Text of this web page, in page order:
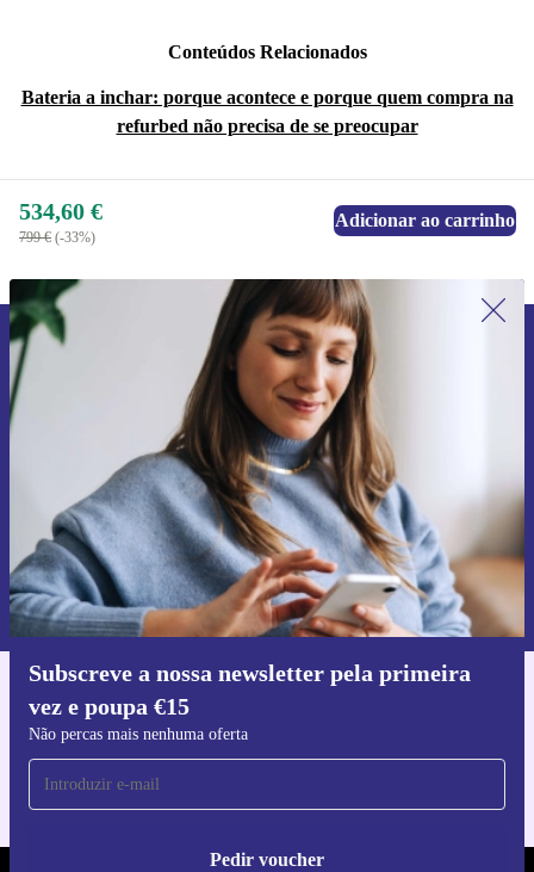
Conteúdos Relacionados
Bateria a inchar: porque acontece e porque quem compra na
refurbed não precisa de se preocupar
534,60 €
799 € (-33%)
Adicionar ao carrinho
Subscreve a nossa newsletter pela primeira
vez e poupa €15
Não percas mais nenhuma oferta
Pedir voucher
Subscreve a nossa newsletter pela
primeira vez e poupa 15€!
Não percas mais nenhuma oferta.
Pedir voucher
Informações sobre o uso de dados pessoais podem ser encontrados na
nossaPolítica de Privacidade
Faz o download da app refurbed
Para iOS e Android